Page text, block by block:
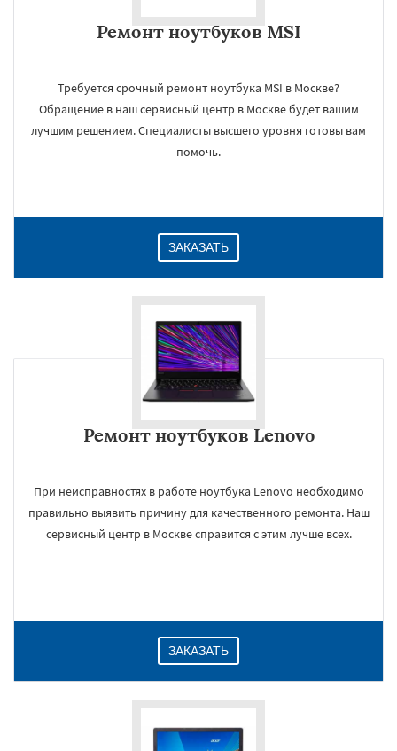
Ремонт ноутбуков MSI
Требуется срочный ремонт ноутбука MSI в Москве?
Обращение в наш сервисный центр в Москве будет вашим
лучшим решением. Специалисты высшего уровня готовы вам
помочь.
ЗАКАЗАТЬ
Ремонт ноутбуков Lenovo
При неисправностях в работе ноутбука Lenovo необходимо
правильно выявить причину для качественного ремонта. Наш
сервисный центр в Москве справится с этим лучше всех.
ЗАКАЗАТЬ